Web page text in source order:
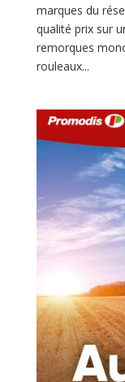
marques du
qualité prix sur
remorques
rouleaux...